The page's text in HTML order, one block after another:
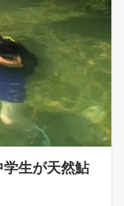
生が天然鮎